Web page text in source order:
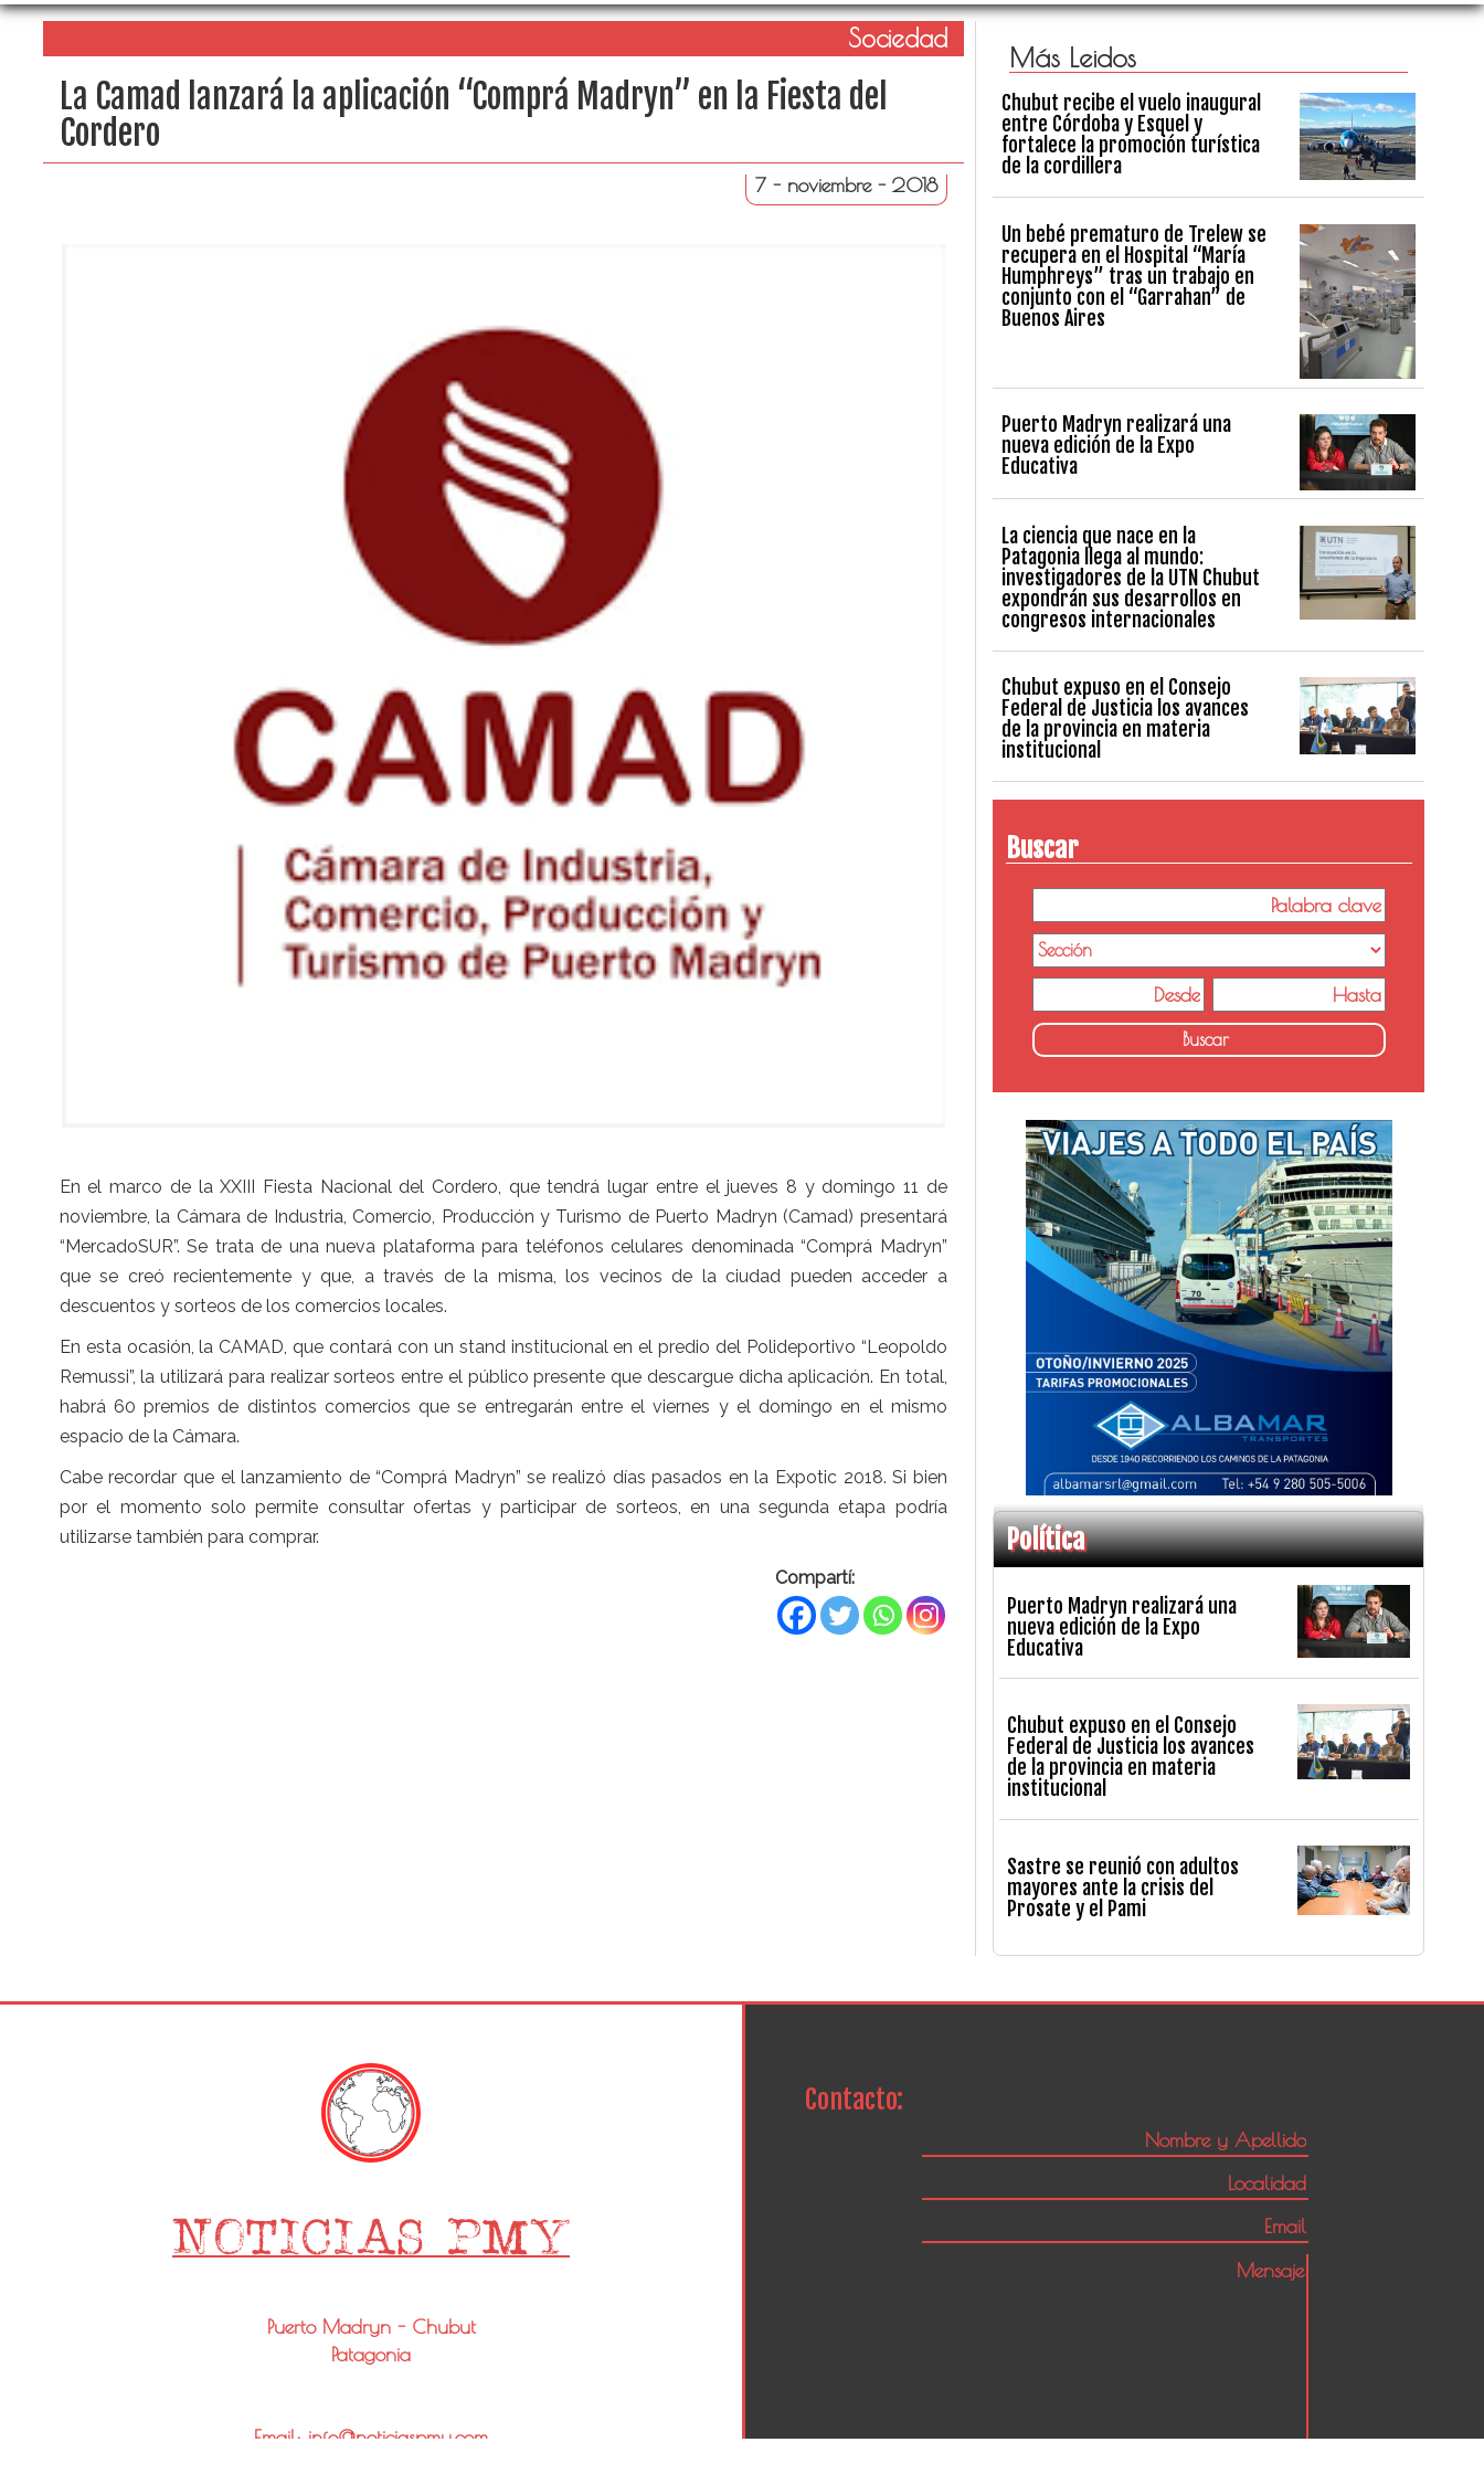
Sociedad
La Camad lanzará la aplicación “Comprá Madryn” en la Fiesta del
Cordero
7 - noviembre - 2018
En el marco de la XXIII Fiesta Nacional del Cordero, que tendrá lugar entre el jueves 8 y domingo 11 de
noviembre, la Cámara de Industria, Comercio, Producción y Turismo de Puerto Madryn (Camad) presentará
“MercadoSUR”. Se trata de una nueva plataforma para teléfonos celulares denominada “Comprá Madryn”
que se creó recientemente y que, a través de la misma, los vecinos de la ciudad pueden acceder a
descuentos y sorteos de los comercios locales.
En esta ocasión, la CAMAD, que contará con un stand institucional en el predio del Polideportivo “Leopoldo
Remussi”, la utilizará para realizar sorteos entre el público presente que descargue dicha aplicación. En total,
habrá 60 premios de distintos comercios que se entregarán entre el viernes y el domingo en el mismo
espacio de la Cámara.
Cabe recordar que el lanzamiento de “Comprá Madryn” se realizó días pasados en la Expotic 2018. Si bien
por el momento solo permite consultar ofertas y participar de sorteos, en una segunda etapa podría
utilizarse también para comprar.
Compartí:
Más Leidos
Chubut recibe el vuelo inaugural
entre Córdoba y Esquel y
fortalece la promoción turística
de la cordillera
Un bebé prematuro de Trelew se
recupera en el Hospital “María
Humphreys” tras un trabajo en
conjunto con el “Garrahan” de
Buenos Aires
Puerto Madryn realizará una
nueva edición de la Expo
Educativa
La ciencia que nace en la
Patagonia llega al mundo:
investigadores de la UTN Chubut
expondrán sus desarrollos en
congresos internacionales
Chubut expuso en el Consejo
Federal de Justicia los avances
de la provincia en materia
institucional
Buscar
Política
Puerto Madryn realizará una
nueva edición de la Expo
Educativa
Chubut expuso en el Consejo
Federal de Justicia los avances
de la provincia en materia
institucional
Sastre se reunió con adultos
mayores ante la crisis del
Prosate y el Pami
Puerto Madryn - Chubut
Patagonia
Email: info@noticiaspmy.com
Contacto: